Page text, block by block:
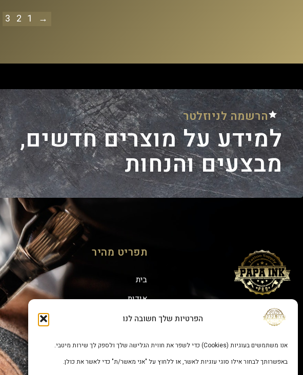
הפרטיות שלך חשובה לנו
אנו משתמשים בעוגיות (Cookies) כדי לשפר את חווית הגלישה שלך ולספק לך שירות מיטבי.
באפשרותך לבחור אילו סוגי עוגיות לאשר, או ללחוץ על "אני מאשר/ת" כדי לאשר את כולן.
→
1
2
3
הרשמה לניוזלטר
למידע על מוצרים חדשים,
מבצעים והנחות
אנחנו בפייסבוק:
תפריט מהיר
בית
אודות
יצירת קשר